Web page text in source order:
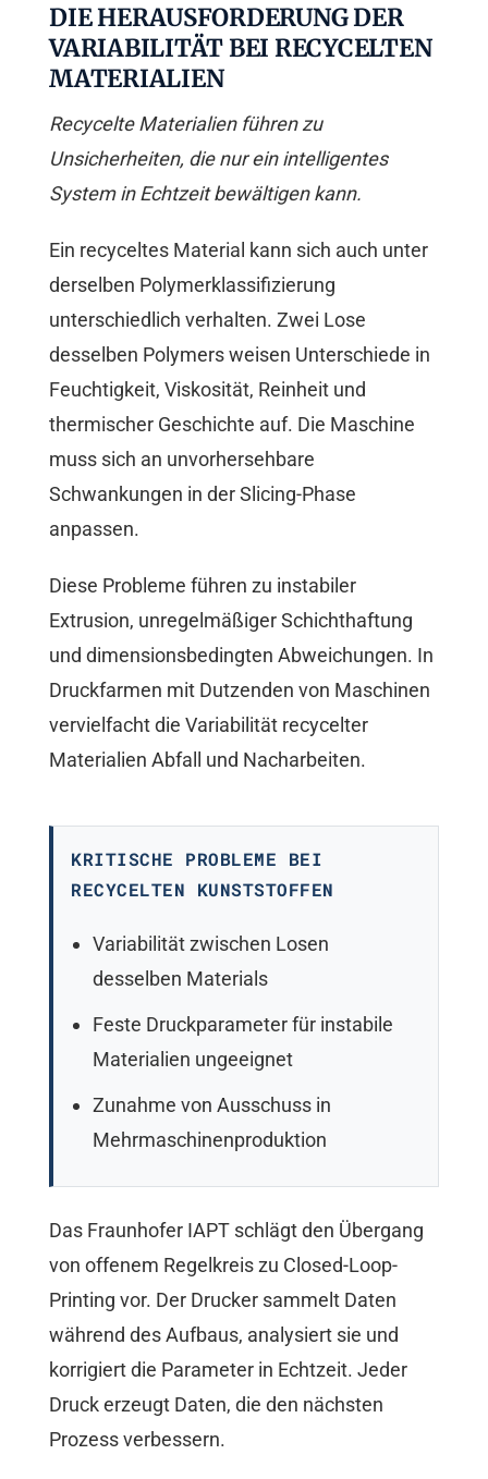
DIE HERAUSFORDERUNG DER
VARIABILITÄT BEI RECYCELTEN
MATERIALIEN
Recycelte Materialien führen zu
Unsicherheiten, die nur ein intelligentes
System in Echtzeit bewältigen kann.
Ein recyceltes Material kann sich auch unter
derselben Polymerklassifizierung
unterschiedlich verhalten. Zwei Lose
desselben Polymers weisen Unterschiede in
Feuchtigkeit, Viskosität, Reinheit und
thermischer Geschichte auf. Die Maschine
muss sich an unvorhersehbare
Schwankungen in der Slicing-Phase
anpassen.
Diese Probleme führen zu instabiler
Extrusion, unregelmäßiger Schichthaftung
und dimensionsbedingten Abweichungen. In
Druckfarmen mit Dutzenden von Maschinen
vervielfacht die Variabilität recycelter
Materialien Abfall und Nacharbeiten.
KRITISCHE PROBLEME BEI
RECYCELTEN KUNSTSTOFFEN
Variabilität zwischen Losen
desselben Materials
Feste Druckparameter für instabile
Materialien ungeeignet
Zunahme von Ausschuss in
Mehrmaschinenproduktion
Das Fraunhofer IAPT schlägt den Übergang
von offenem Regelkreis zu Closed-Loop-
Printing vor. Der Drucker sammelt Daten
während des Aufbaus, analysiert sie und
korrigiert die Parameter in Echtzeit. Jeder
Druck erzeugt Daten, die den nächsten
Prozess verbessern.